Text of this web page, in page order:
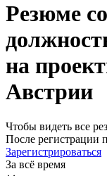
Резюме
на
Австрии
Чтобы видеть все
После регистрации
Зарегистрироваться
За всё время